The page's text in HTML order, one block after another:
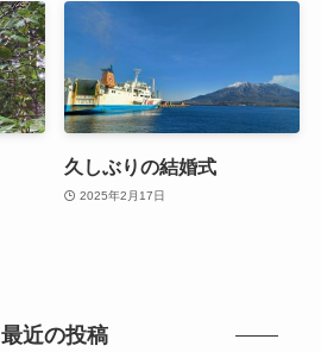
久しぶりの結婚式
2025年2月17日
最近の投稿